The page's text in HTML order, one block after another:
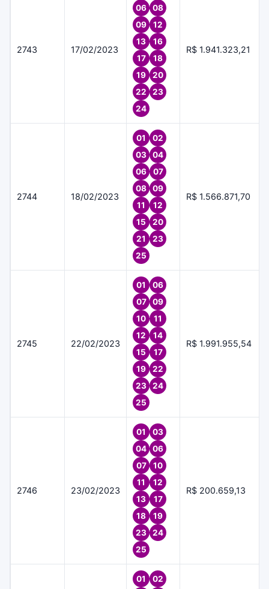
2743 17/02/2023
06
08
09
12
13
16
17
18
19
20
22
23
24
R$ 1.941.323,21
2744 18/02/2023
01
02
03
04
06
07
08
09
11
12
15
20
21
23
25
R$ 1.566.871,70
2745 22/02/2023
01
06
07
09
10
11
12
14
15
17
19
22
23
24
25
R$ 1.991.955,54
2746 23/02/2023
01
03
04
06
07
10
11
12
13
17
18
19
23
24
25
R$ 200.659,13
01
02